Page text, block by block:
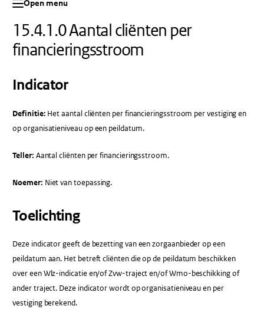
Open menu
15.4.1.0 Aantal cliënten per
financieringsstroom
Indicator
Definitie: Het aantal cliënten per financieringsstroom per vestiging en
op organisatieniveau op een peildatum.
Teller: Aantal cliënten per financieringsstroom.
Noemer: Niet van toepassing.
Toelichting
Deze indicator geeft de bezetting van een zorgaanbieder op een
peildatum aan. Het betreft cliënten die op de peildatum beschikken
over een Wlz-indicatie en/of Zvw-traject en/of Wmo-beschikking of
ander traject. Deze indicator wordt op organisatieniveau en per
vestiging berekend.